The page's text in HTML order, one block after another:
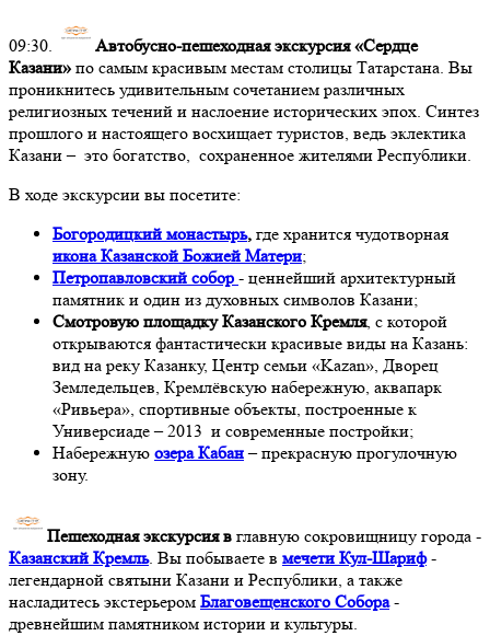
09:30. Автобусно-пешеходная экскурсия «Сердце
Казани» по самым красивым местам столицы Татарстана. Вы
проникнитесь удивительным сочетанием различных
религиозных течений и наслоение исторических эпох. Синтез
прошлого и настоящего восхищает туристов, ведь эклектика
Казани – это богатство, сохраненное жителями Республики.
В ходе экскурсии вы посетите:
Богородицкий монастырь, где хранится чудотворная
икона Казанской Божией Матери;
Петропавловский собор - ценнейший архитектурный
памятник и один из духовных символов Казани;
Смотровую площадку Казанского Кремля, с которой
открываются фантастически красивые виды на Казань:
вид на реку Казанку, Центр семьи «Kazan», Дворец
Земледельцев, Кремлёвскую набережную, аквапарк
«Ривьера», спортивные объекты, построенные к
Универсиаде – 2013 и современные постройки;
Набережную озера Кабан– прекрасную прогулочную
зону.
Пешеходная экскурсия в главную сокровищницу города -
Казанский Кремль. Вы побываете в мечети Кул-Шариф-
легендарной святыни Казани и Республики, а также
насладитесь экстерьером Благовещенского Собора-
древнейшим памятником истории и культуры.